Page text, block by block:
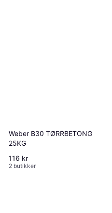
Weber B30 TØRRBETONG
25KG
116 kr
2 butikker